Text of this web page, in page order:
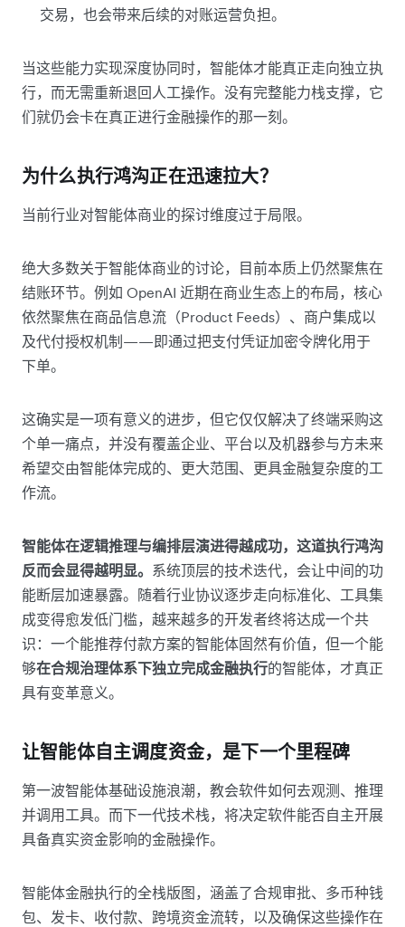
交易，也会带来后续的对账运营负担。
当这些能力实现深度协同时，智能体才能真正走向独立执
行，而无需重新退回人工操作。没有完整能力栈支撑，它
们就仍会卡在真正进行金融操作的那一刻。
为什么执行鸿沟正在迅速拉大？
当前行业对智能体商业的探讨维度过于局限。
绝大多数关于智能体商业的讨论，目前本质上仍然聚焦在
结账环节。例如 OpenAI 近期在商业生态上的布局，核心
依然聚焦在商品信息流（Product Feeds）、商户集成以
及代付授权机制——即通过把支付凭证加密令牌化用于
下单。
这确实是一项有意义的进步，但它仅仅解决了终端采购这
个单一痛点，并没有覆盖企业、平台以及机器参与方未来
希望交由智能体完成的、更大范围、更具金融复杂度的工
作流。
智能体在逻辑推理与编排层演进得越成功，这道执行鸿沟
反而会显得越明显。 系统顶层的技术迭代，会让中间的功
能断层加速暴露。随着行业协议逐步走向标准化、工具集
成变得愈发低门槛，越来越多的开发者终将达成一个共
识：一个能推荐付款方案的智能体固然有价值，但一个能
够在合规治理体系下独立完成金融执行的智能体，才真正
具有变革意义。
让智能体自主调度资金，是下一个里程碑
第一波智能体基础设施浪潮，教会软件如何去观测、推理
并调用工具。而下一代技术栈，将决定软件能否自主开展
具备真实资金影响的金融操作。
智能体金融执行的全栈版图，涵盖了合规审批、多币种钱
包、发卡、收付款、跨境资金流转，以及确保这些操作在